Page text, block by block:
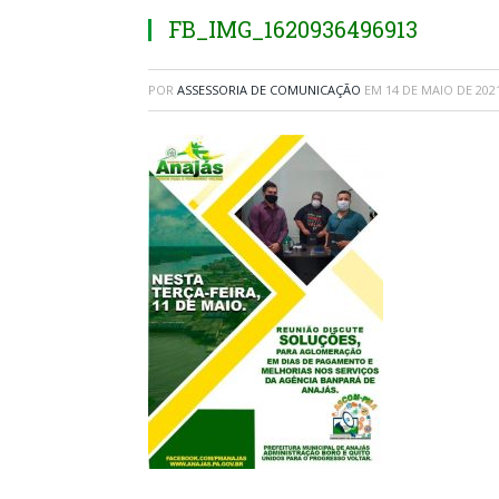
FB_IMG_1620936496913
POR ASSESSORIA DE COMUNICAÇÃO EM 14 DE MAIO DE